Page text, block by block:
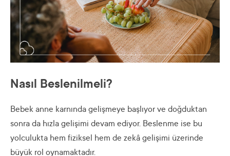
Nasıl Beslenilmeli?
Bebek anne karnında gelişmeye başlıyor ve doğduktan
sonra da hızla gelişimi devam ediyor. Beslenme ise bu
yolculukta hem fiziksel hem de zekâ gelişimi üzerinde
büyük rol oynamaktadır.